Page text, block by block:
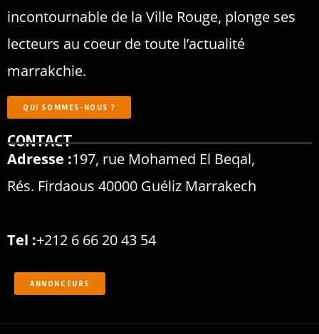
incontournable de la Ville Rouge, plonge ses
lecteurs au coeur de toute l’actualité
marrakchie.
QUI SOMMES-NOUS ?
CONTACT
Adresse :197, rue Mohamed El Beqal,
Rés. Firdaous 40000 Guéliz Marrakech
Tel :+212 6 66 20 43 54
ANNONCEURS